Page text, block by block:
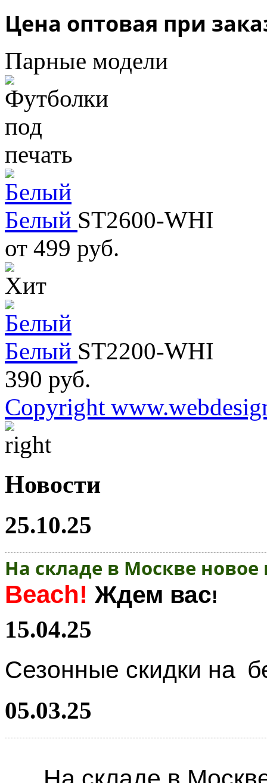
Цена оптовая при
Парные модели
Белый ST2600-WHI
от 499 руб.
Белый ST2200-WHI
390 руб.
Copyright
Новости
25.10.25
На складе в Москве
Beach! Ждем вас!
15.04.25
Сезонные скидки на
05.03.25